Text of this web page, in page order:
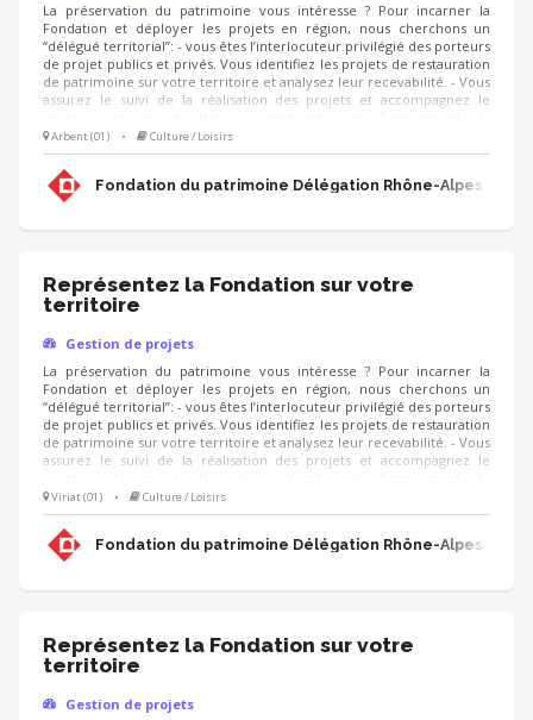
La préservation du patrimoine vous intéresse ? Pour incarner la
Fondation et déployer les projets en région, nous cherchons un
“délégué territorial”: - vous êtes l’interlocuteur privilégié des porteurs
de projet publics et privés. Vous identifiez les projets de restauration
de patrimoine sur votre territoire et analysez leur recevabilité. - Vous
assurez le suivi de la réalisation des projets et accompagnez le
communication, l'animation de sa collecte, jusqu'à la clôture du
projet. - Vous contribuez au développement des adhésions et des
ressources (mécènes, donateurs, partenariats, etc.) pour pérenniser
les actions de la Fondation.
Arbent (01) • Culture / Loisirs
Fondation du patrimoine Délégation Rhône-Alpes
Représentez la Fondation sur votre
territoire
Gestion de projets
La préservation du patrimoine vous intéresse ? Pour incarner la
Fondation et déployer les projets en région, nous cherchons un
“délégué territorial”: - vous êtes l’interlocuteur privilégié des porteurs
de projet publics et privés. Vous identifiez les projets de restauration
de patrimoine sur votre territoire et analysez leur recevabilité. - Vous
assurez le suivi de la réalisation des projets et accompagnez le
communication, l'animation de sa collecte, jusqu'à la clôture du
projet. - Vous contribuez au développement des adhésions et des
ressources (mécènes, donateurs, partenariats, etc.) pour pérenniser
les actions de la Fondation.
Viriat (01) • Culture / Loisirs
Fondation du patrimoine Délégation Rhône-Alpes
Représentez la Fondation sur votre
territoire
Gestion de projets